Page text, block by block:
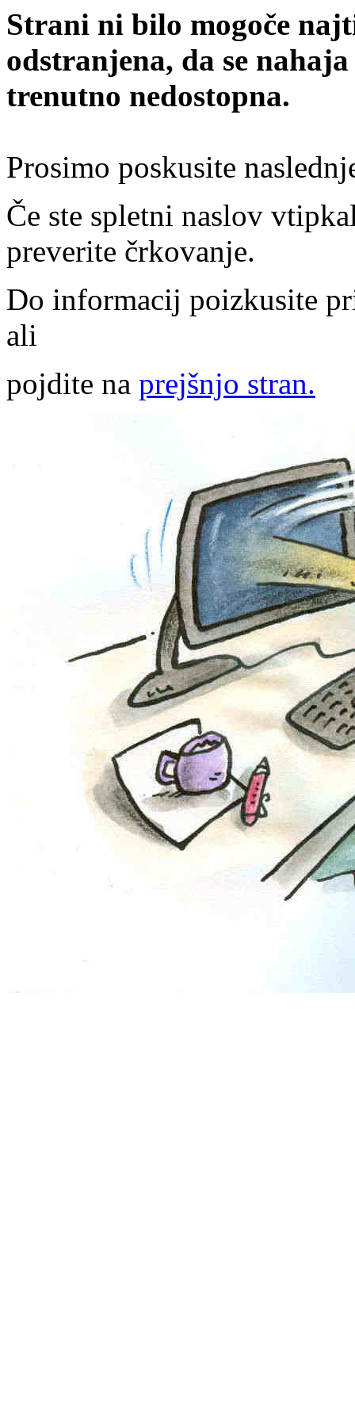
Strani ni bilo mogoče
odstranjena, da se
trenutno nedostopna.
Prosimo poskusite
Če ste spletni naslov
preverite črkovanje.
Do informacij poizkusite
ali
pojdite na prejšnjo stran.